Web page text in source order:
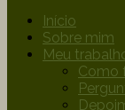
Início
Sobre mim
Meu
Como